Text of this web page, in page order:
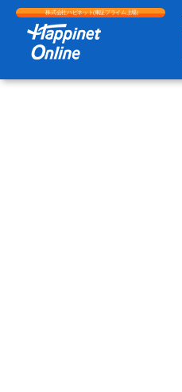
株式会社ハピネット(東証プライム上場)